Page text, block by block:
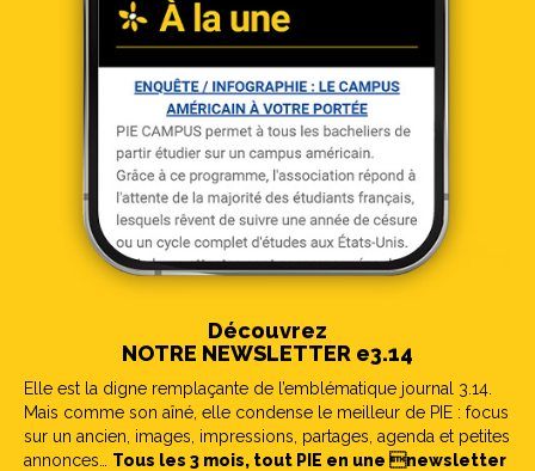
Découvrez
NOTRE NEWSLETTER e3.14
Elle est la digne remplaçante de l’emblématique journal 3.14.
Mais comme son aîné, elle condense le meilleur de PIE : focus
sur un ancien, images, impressions, partages, agenda et petites
annonces… Tous les 3 mois, tout PIE en une newsletter